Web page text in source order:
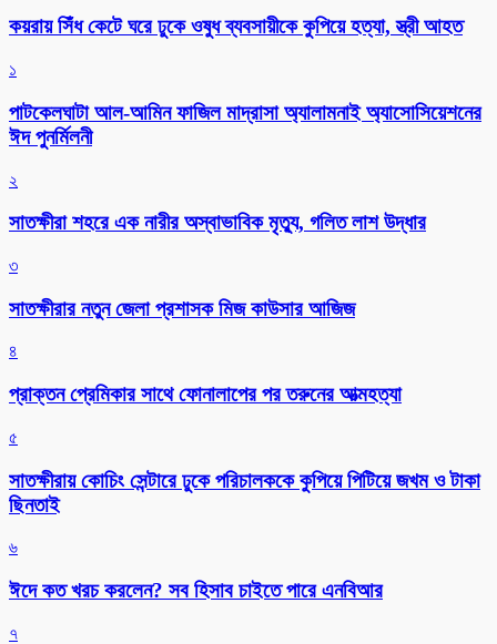
কয়রায় সিঁধ কেটে ঘরে ঢুকে ওষুধ ব্যবসায়ীকে কুপিয়ে হত্যা, স্ত্রী আহত
১
পাটকেলঘাটা আল-আমিন ফাজিল মাদ্রাসা অ্যালামনাই অ্যাসোসিয়েশনের
ঈদ পুনর্মিলনী
২
সাতক্ষীরা শহরে এক নারীর অস্বাভাবিক মৃত্যু, গলিত লাশ উদ্ধার
৩
সাতক্ষীরার নতুন জেলা প্রশাসক মিজ কাউসার আজিজ
৪
প্রাক্তন প্রেমিকার সাথে ফোনালাপের পর তরুনের আত্মহত্যা
৫
সাতক্ষীরায় কোচিং সেন্টারে ঢুকে পরিচালককে কুপিয়ে পিটিয়ে জখম ও টাকা
ছিনতাই
৬
ঈদে কত খরচ করলেন? সব হিসাব চাইতে পারে এনবিআর
৭